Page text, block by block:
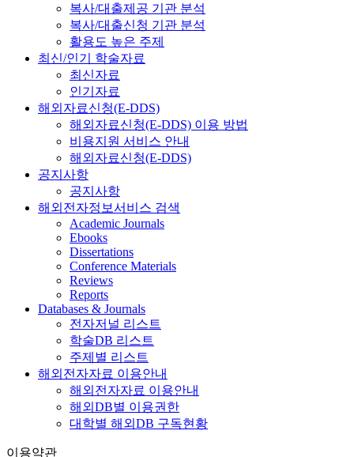
복사/대출제공 기관 분석
복사/대출신청 기관 분석
활용도 높은 주제
최신/인기 학술자료
최신자료
인기자료
해외자료신청(E-DDS)
해외자료신청(E-DDS) 이용 방법
비용지원 서비스 안내
해외자료신청(E-DDS)
공지사항
공지사항
해외전자정보서비스 검색
Academic Journals
Ebooks
Dissertations
Conference Materials
Reviews
Reports
Databases & Journals
전자저널 리스트
학술DB 리스트
주제별 리스트
해외전자자료 이용안내
해외전자자료 이용안내
해외DB별 이용권한
대학별 해외DB 구독현황
이용약관